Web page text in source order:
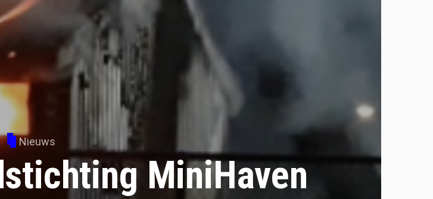
Nieuws
MiniHaven